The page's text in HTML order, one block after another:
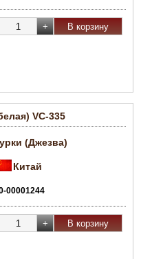
VC-335
(Джезва)
Китай
00001244